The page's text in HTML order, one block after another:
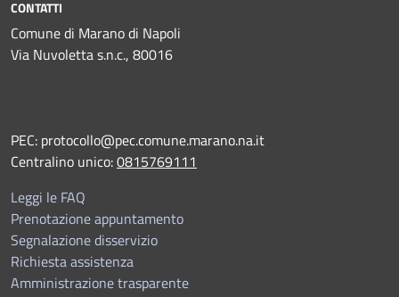
CONTATTI
Comune di Marano di Napoli
Via Nuvoletta s.n.c., 80016
PEC: protocollo@pec.comune.marano.na.it
Centralino unico:0815769111
Leggi le FAQ
Prenotazione appuntamento
Segnalazione disservizio
Richiesta assistenza
Amministrazione trasparente